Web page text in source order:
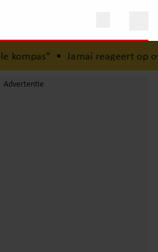
•Jamai reageert op